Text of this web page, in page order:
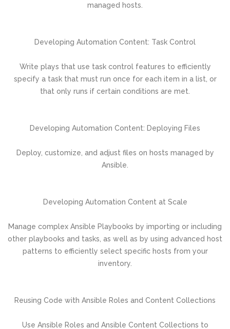
managed hosts.
Developing Automation Content: Task Control
Write plays that use task control features to efficiently
specify a task that must run once for each item in a list, or
that only runs if certain conditions are met.
Developing Automation Content: Deploying Files
Deploy, customize, and adjust files on hosts managed by
Ansible.
Developing Automation Content at Scale
Manage complex Ansible Playbooks by importing or including
other playbooks and tasks, as well as by using advanced host
patterns to efficiently select specific hosts from your
inventory.
Reusing Code with Ansible Roles and Content Collections
Use Ansible Roles and Ansible Content Collections to